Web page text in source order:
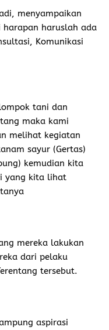
menyampaikan
harapan haruslah ada
Komunikasi
tani dan
maka kami
melihat kegiatan
sayur (Gertas)
kemudian kita
yang kita lihat
mereka lakukan
dari pelaku
tersebut.
aspirasi